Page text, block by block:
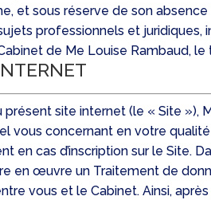
et sous réserve de son
professionnels et
de Me Louise Rambaud,
présent site internet (le « Site
vous concernant en votre
en cas d’inscription sur le Site.
en œuvre un Traitement de
vous et le Cabinet. Ainsi,